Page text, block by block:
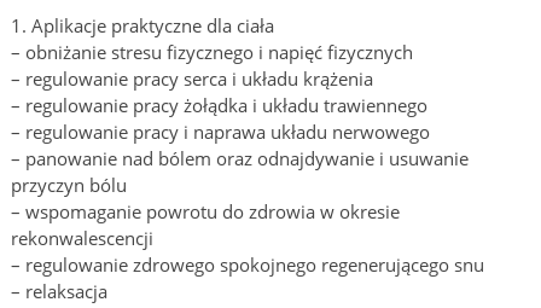
1. Aplikacje praktyczne dla ciała
– obniżanie stresu fizycznego i napięć fizycznych
– regulowanie pracy serca i układu krążenia
– regulowanie pracy żołądka i układu trawiennego
– regulowanie pracy i naprawa układu nerwowego
– panowanie nad bólem oraz odnajdywanie i usuwanie
przyczyn bólu
– wspomaganie powrotu do zdrowia w okresie
rekonwalescencji
– regulowanie zdrowego spokojnego regenerującego snu
– relaksacja